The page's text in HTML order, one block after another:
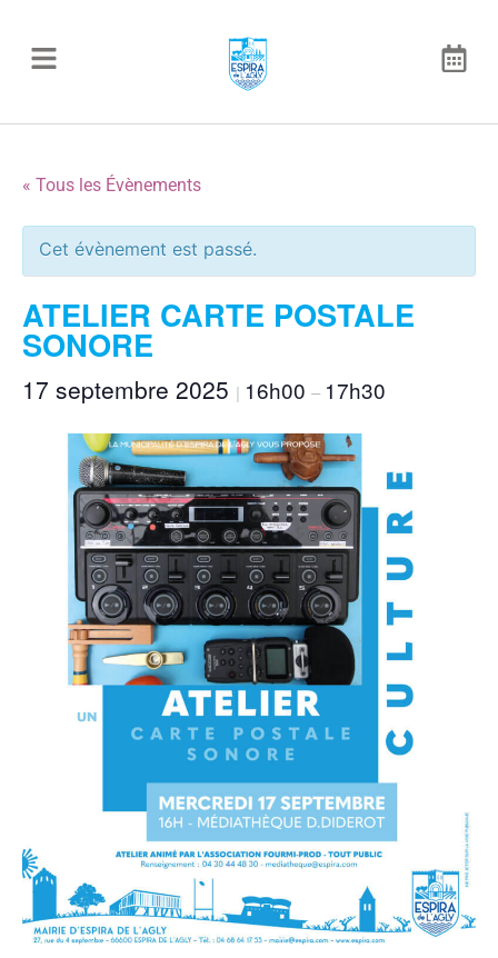
« Tous les Évènements
Cet évènement est passé.
ATELIER CARTE POSTALE
SONORE
17 septembre 2025 | 16h00 – 17h30